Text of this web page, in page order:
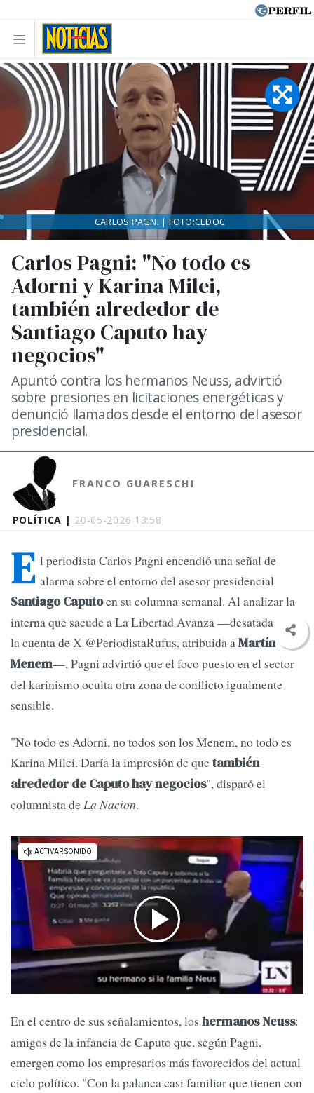
POLÍTICA | 20-05-2026 13:58
Carlos Pagni: "No todo es
Adorni y Karina Milei,
también alrededor de
Santiago Caputo hay
negocios"
Apuntó contra los hermanos Neuss, advirtió
sobre presiones en licitaciones energéticas y
denunció llamados desde el entorno del asesor
presidencial.
FRANCO GUARESCHI
CARLOS PAGNI | FOTO:CEDOC
E l periodista Carlos Pagni encendió una señal de
alarma sobre el entorno del asesor presidencial
Santiago Caputoen su columna semanal. Al analizar la
interna que sacude a La Libertad Avanza —desatada por
la cuenta de X @PeriodistaRufus, atribuida aMartín
Menem—, Pagni advirtió que el foco puesto en el sector
del karinismo oculta otra zona de conflicto igualmente
sensible.
"No todo es Adorni, no todos son los Menem, no todo es
Karina Milei. Daría la impresión de quetambién
alrededor de Caputo hay negocios", disparó el
columnista deLa Nacion.
En el centro de sus señalamientos, los hermanos Neuss:
amigos de la infancia de Caputo que, según Pagni,
emergen como los empresarios más favorecidos del actual
ciclo político. "Con la palanca casi familiar que tienen con